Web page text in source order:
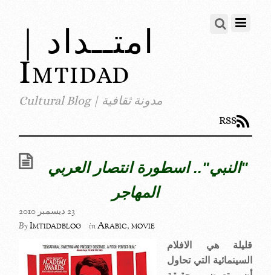
امتــداد |
Imtidad
مدونة ثقافية | Cultural Blog
RSS
"النبي".. اسطورة انتصار العربي
المهاجر
23 ديسمبر 2010
ByImtidadblog inArabic,movie
قليلة هي الافلام
السينمائية التي تحاول